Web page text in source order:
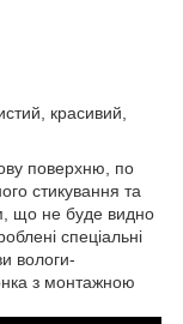
красивий,
поверхню, по
стикування та
що не буде видно
спеціальні
вологи-
з монтажною